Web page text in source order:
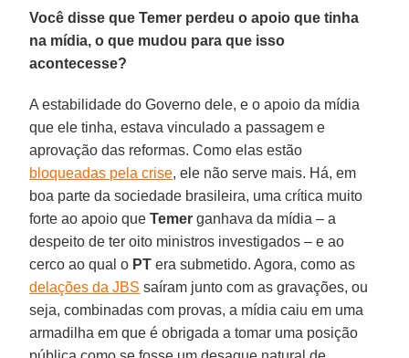
Você disse que Temer perdeu o apoio que tinha
na mídia, o que mudou para que isso
acontecesse?
A estabilidade do Governo dele, e o apoio da mídia
que ele tinha, estava vinculado a passagem e
aprovação das reformas. Como elas estão
bloqueadas pela crise, ele não serve mais. Há, em
boa parte da sociedade brasileira, uma crítica muito
forte ao apoio queTemer ganhava da mídia – a
despeito de ter oito ministros investigados – e ao
cerco ao qual o PT era submetido. Agora, como as
delações da JBS saíram junto com as gravações, ou
seja, combinadas com provas, a mídia caiu em uma
armadilha em que é obrigada a tomar uma posição